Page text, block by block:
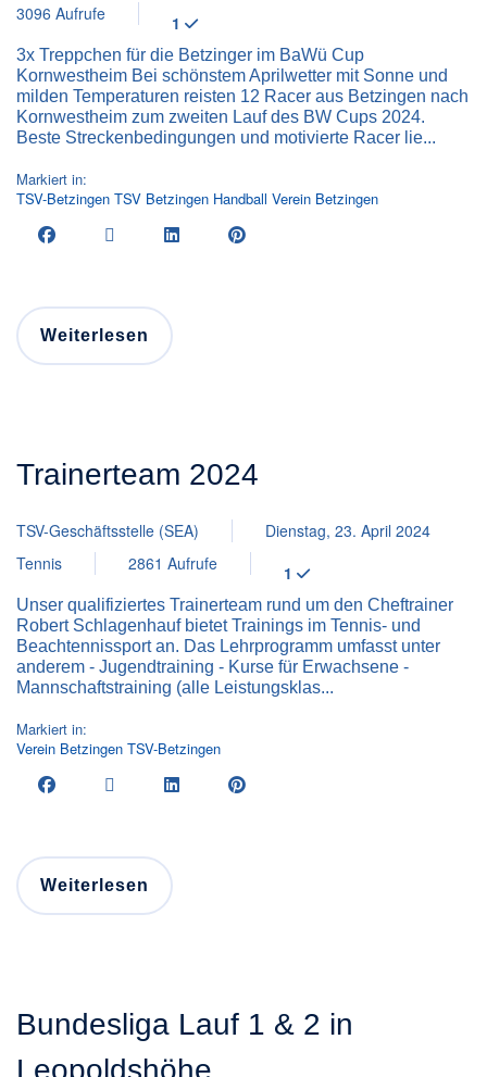
3096 Aufrufe
1
3x Treppchen für die Betzinger im BaWü Cup
Kornwestheim Bei schönstem Aprilwetter mit Sonne und
milden Temperaturen reisten 12 Racer aus Betzingen nach
Kornwestheim zum zweiten Lauf des BW Cups 2024.
Beste Streckenbedingungen und motivierte Racer lie...
Markiert in:
TSV-Betzingen TSV Betzingen Handball Verein Betzingen
Weiterlesen
Trainerteam 2024
TSV-Geschäftsstelle (SEA)
Dienstag, 23. April 2024
Tennis
2861 Aufrufe 1
Unser qualifiziertes Trainerteam rund um den Cheftrainer
Robert Schlagenhauf bietet Trainings im Tennis- und
Beachtennissport an. Das Lehrprogramm umfasst unter
anderem - Jugendtraining - Kurse für Erwachsene -
Mannschaftstraining (alle Leistungsklas...
Markiert in:
Verein Betzingen TSV-Betzingen
Weiterlesen
Bundesliga Lauf 1 & 2 in
Leopoldshöhe